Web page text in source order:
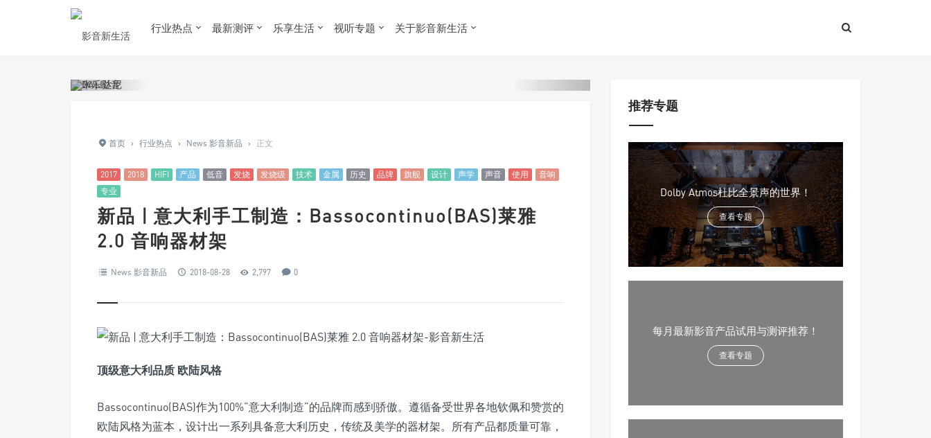
行业热点 最新测评 乐享生活 视听专题 关于影音新生活
首页 › 行业热点 › News 影音新品 › 正文
2017 2018 HIFI 产品 低音 发烧 发烧级 技术 金属 历史 品牌 旗舰 设计 声学 声音 使用
音响
专业
新品 | 意大利手工制造：Bassocontinuo(BAS)莱雅
2.0 音响器材架
News 影音新品 2018-08-28 2,797 0
顶级意大利品质 欧陆风格
Bassocontinuo(BAS)作为100%”意大利制造”的品牌而感到骄傲。遵循备受世界各地钦佩和赞赏的
欧陆风格为蓝本，设计出一系列具备意大利历史，传统及美学的器材架。所有产品都质量可靠，
推荐专题
Dolby Atmos杜比全景声的世界！
查看专题
每月最新影音产品试用与测评推荐！
查看专题